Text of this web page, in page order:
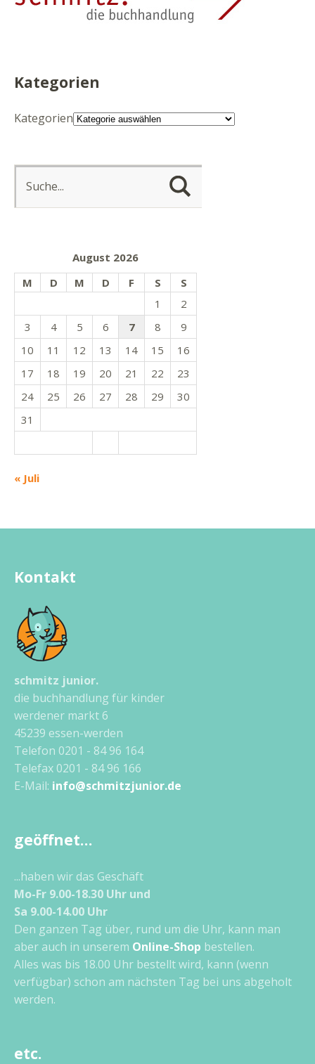
Kategorien
Kategorien
August 2026
M
D M D F S S
« Juli
1
2
3
4 5 6 7 8
9
10
11 12 13 14 15
16
17
18 19 20 21 22
23
24
25 26 27 28 29
30
31
Kontakt
schmitz junior.
die buchhandlung für kinder
werdener markt 6
45239 essen-werden
Telefon 0201 - 84 96 164
Telefax 0201 - 84 96 166
E-Mail: info@schmitzjunior.de
geöffnet…
...haben wir das Geschäft
Mo-Fr 9.00-18.30 Uhr und
Sa 9.00-14.00 Uhr
Den ganzen Tag über, rund um die Uhr, kann man
aber auch in unserem Online-Shop bestellen.
Alles was bis 18.00 Uhr bestellt wird, kann (wenn
verfügbar) schon am nächsten Tag bei uns abgeholt
werden.
etc.